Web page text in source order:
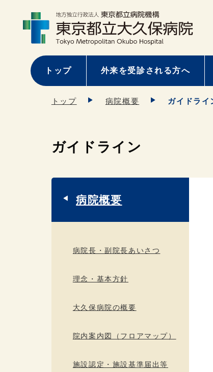
トップ 外来を受診される方へ
トップ 病院概要 ガイドライ
ガイドライン
病院概要
病院長・副院長あいさつ
理念・基本方針
大久保病院の概要
院内案内図（フロアマップ）
施設認定・施設基準届出等